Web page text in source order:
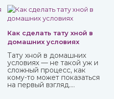
заболевания, герпес.
Как сделать тату хной в
домашних условиях
Тату хной в домашних
условиях — не такой уж и
сложный процесс, как
кому-то может показаться
на первый взгляд.